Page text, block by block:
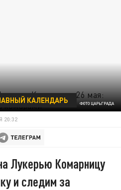
ФОТО ЦАРЬГРАДА
КАЛЕНДАРЬ
20:32
Лукерью Комарницу
и следим за